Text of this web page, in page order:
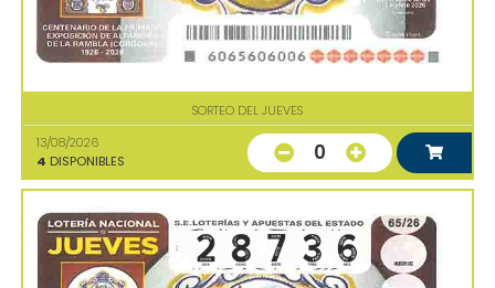
SORTEO DEL JUEVES
13/08/2026
4 DISPONIBLES 0